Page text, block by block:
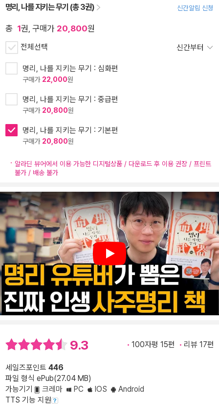
명리, 나를 지키는 무기 (총 3권) 신간알림 신청
총 1권, 구매가 20,800원
전체선택 신간부터
명리, 나를 지키는 무기 : 심화편
구매가 22,000원
명리, 나를 지키는 무기 : 중급편
구매가 20,800원
명리, 나를 지키는 무기 : 기본편
구매가 20,800원
알라딘 뷰어에서 이용 가능한 디지털상품 / 다운로드 후 이용 권장 / 프린트
불가 / 배송 불가
Play
9.3 100자평 15편 리뷰 17편
세일즈포인트 446
파일 형식 ePub(27.04 MB)
가능기기
크레마 PC IOS
Android
TTS 기능 지원